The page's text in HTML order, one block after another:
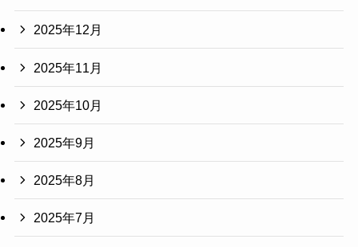
2025年12月
2025年11月
2025年10月
2025年9月
2025年8月
2025年7月